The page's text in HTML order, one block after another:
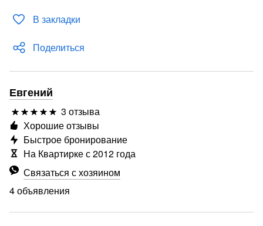
В закладки
Поделиться
Евгений
3 отзыва
Связаться с хозяином
4 объявления
Хорошие отзывы
Быстрое бронирование
На Квартирке с 2012 года